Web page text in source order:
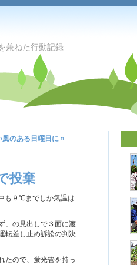
た行動記録
風のある日曜日に »
投棄
も９℃までしか気温は
」の見出しで３面に渡
転差し止め訴訟の判決
たので、蛍光管を持っ